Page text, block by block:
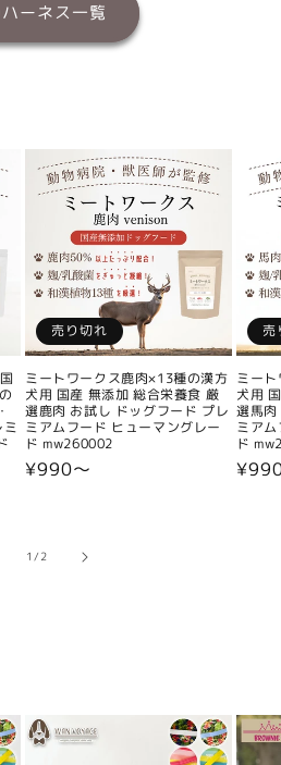
ーネス一覧
売り切れ
ミートワークス鹿肉×13種の漢方
犬用 国産 無添加 総合栄養食 厳
選鹿肉 お試し ドッグフード プレ
ミアムフード ヒューマングレー
ド mw260002
通
¥990〜
売
ミー
犬用
選馬
ミア
ド
通
1/の
2